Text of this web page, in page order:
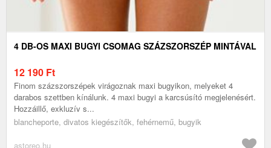
4 DB-OS MAXI BUGYI CSOMAG SZÁZSZORSZÉP MINTÁVAL
12 190 Ft
Finom százszorszépek virágoznak maxi bugyikon, melyeket 4
darabos szettben kínálunk. 4 maxi bugyi a karcsúsító megjelenésért.
Hozzáillő, exkluzív s...
blancheporte, divatos kiegészítők, fehérnemű, bugyik
astoreo.hu